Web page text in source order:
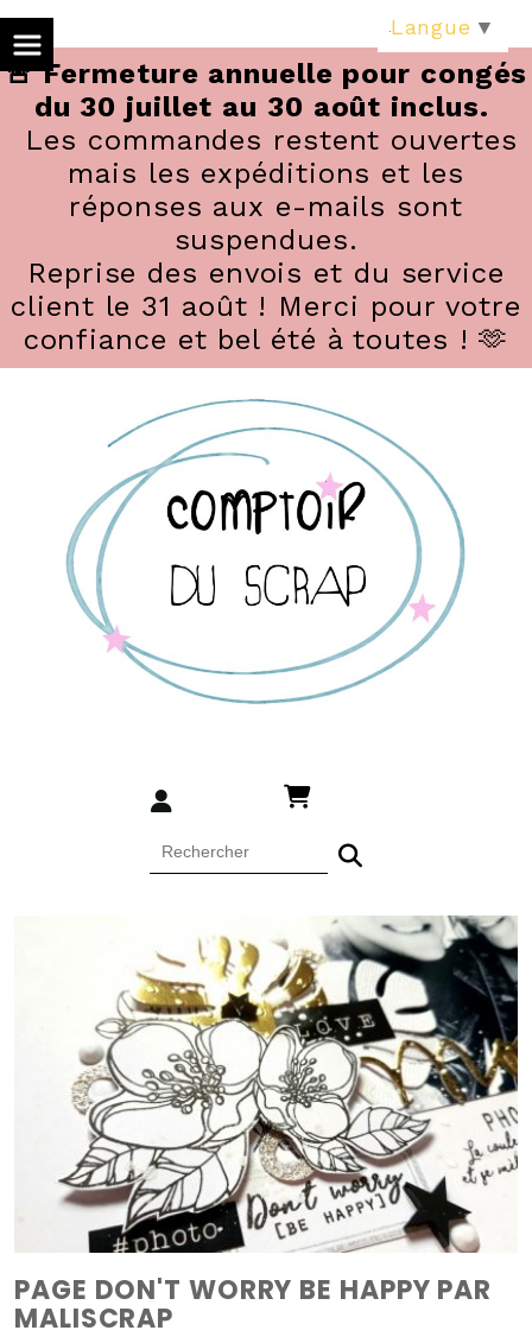
🚨 Fermeture annuelle pour congés
du 30 juillet au 30 août inclus.
Les commandes restent ouvertes
mais les expéditions et les
réponses aux e-mails sont
suspendues.
Reprise des envois et du service
client le 31 août ! Merci pour votre
confiance et bel été à toutes ! 🫶
PAGE DON'T WORRY BE HAPPY PAR
MALISCRAP
Langue ▼